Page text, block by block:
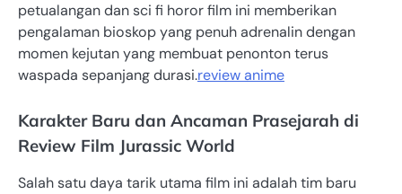
petualangan dan sci fi horor film ini memberikan
pengalaman bioskop yang penuh adrenalin dengan
momen kejutan yang membuat penonton terus
waspada sepanjang durasi.review anime
Karakter Baru dan Ancaman Prasejarah di
Review Film Jurassic World
Salah satu daya tarik utama film ini adalah tim baru